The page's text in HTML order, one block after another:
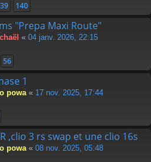
140
"Prepa Maxi Route"
« 04 janv. 2026, 22:15
56
1
powa « 17 nov. 2025, 17:44
,clio 3 rs swap et une clio 16s
powa « 08 nov. 2025, 05:48